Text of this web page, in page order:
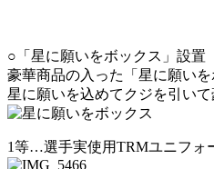
○「星に願いをボックス」設置
豪華商品の入った「星に願いを
星に願いを込めてクジを引い
1等…選手実使用TRMユニフォ